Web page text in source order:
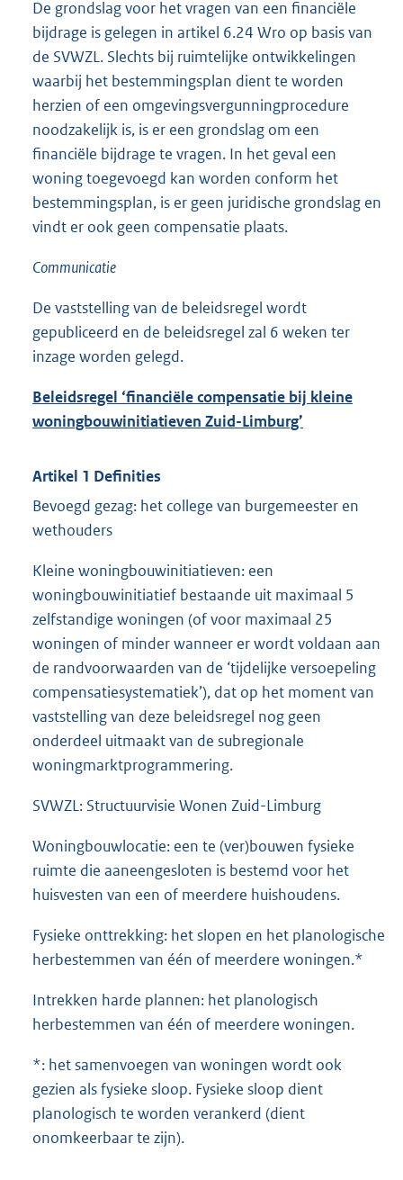
De grondslag voor het vragen van een financiële
bijdrage is gelegen in artikel 6.24 Wro op basis van
de SVWZL. Slechts bij ruimtelijke ontwikkelingen
waarbij het bestemmingsplan dient te worden
herzien of een omgevingsvergunningprocedure
noodzakelijk is, is er een grondslag om een
financiële bijdrage te vragen. In het geval een
woning toegevoegd kan worden conform het
bestemmingsplan, is er geen juridische grondslag en
vindt er ook geen compensatie plaats.
Communicatie
De vaststelling van de beleidsregel wordt
gepubliceerd en de beleidsregel zal 6 weken ter
inzage worden gelegd.
Beleidsregel ‘financiële compensatie bij kleine
woningbouwinitiatieven Zuid-Limburg’
Artikel 1 Definities
Bevoegd gezag: het college van burgemeester en
wethouders
Kleine woningbouwinitiatieven: een
woningbouwinitiatief bestaande uit maximaal 5
zelfstandige woningen (of voor maximaal 25
woningen of minder wanneer er wordt voldaan aan
de randvoorwaarden van de ‘tijdelijke versoepeling
compensatiesystematiek’), dat op het moment van
vaststelling van deze beleidsregel nog geen
onderdeel uitmaakt van de subregionale
woningmarktprogrammering.
SVWZL: Structuurvisie Wonen Zuid-Limburg
Woningbouwlocatie: een te (ver)bouwen fysieke
ruimte die aaneengesloten is bestemd voor het
huisvesten van een of meerdere huishoudens.
Fysieke onttrekking: het slopen en het planologische
herbestemmen van één of meerdere woningen.*
Intrekken harde plannen: het planologisch
herbestemmen van één of meerdere woningen.
*: het samenvoegen van woningen wordt ook
gezien als fysieke sloop. Fysieke sloop dient
planologisch te worden verankerd (dient
onomkeerbaar te zijn).